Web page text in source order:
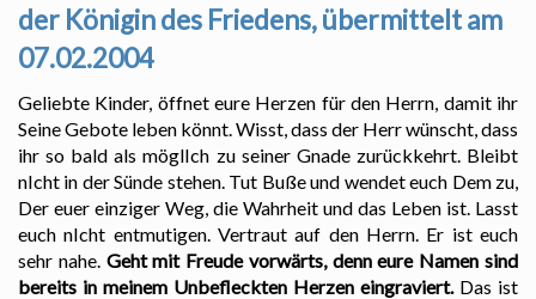
der Königin des Friedens, übermittelt am
07.02.2004
Geliebte Kinder, öffnet eure Herzen für den Herrn, damit ihr
Seine Gebote leben könnt. Wisst, dass der Herr wünscht, dass
ihr so bald als möglIch zu seiner Gnade zurückkehrt. Bleibt
nIcht in der Sünde stehen. Tut Buße und wendet euch Dem zu,
Der euer einziger Weg, die Wahrheit und das Leben ist. Lasst
euch nIcht entmutigen. Vertraut auf den Herrn. Er ist euch
sehr nahe. Geht mit Freude vorwärts, denn eure Namen sind
bereits in meinem Unbefleckten Herzen eingraviert.Das ist